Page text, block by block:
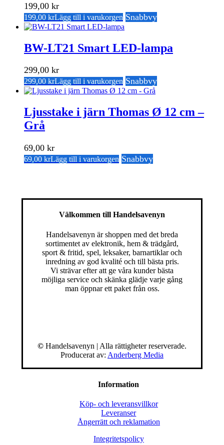
199,00 kr
199,00 krLägg till i varukorgen Snabbvy
BW-LT21 Smart LED-lampa
299,00 kr
299,00 krLägg till i varukorgen Snabbvy
Ljusstake i järn Thomas Ø 12 cm –
Grå
69,00 kr
69,00 krLägg till i varukorgen Snabbvy
Välkommen till Handelsavenyn
Handelsavenyn är shoppen med det breda
sortimentet av elektronik, hem & trädgård,
sport & fritid, spel, leksaker, barnartiklar och
inredning av god kvalité och till bästa pris.
Vi strävar efter att ge våra kunder bästa
möjliga service och skänka glädje varje gång
man öppnar ett paket från oss.
© Handelsavenyn | Alla rättigheter reserverade.
Producerat av: Anderberg Media
Information
Köp- och leveransvillkor
Leveranser
Ångerrätt och reklamation
Integritetspolicy